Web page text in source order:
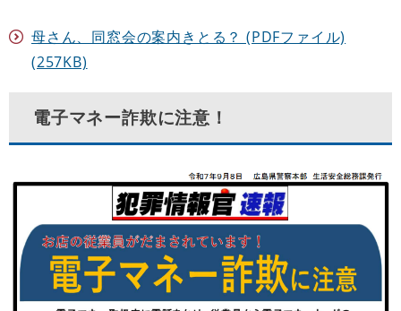
母さん、同窓会の案内きとる？ (PDFファイル)
(257KB)
電子マネー詐欺に注意！